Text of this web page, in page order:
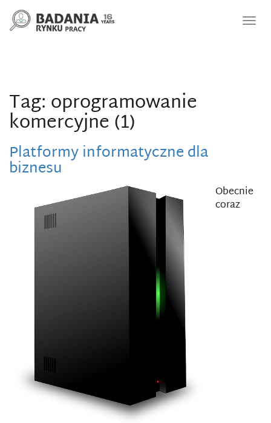
Tag: oprogramowanie
komercyjne (1)
Platformy informatyczne dla
biznesu
Obecnie
coraz